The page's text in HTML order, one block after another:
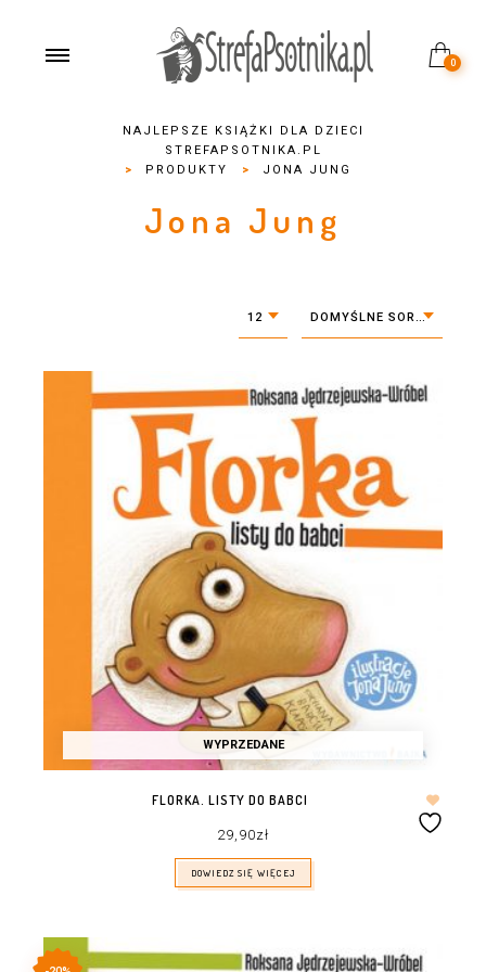
0
NAJLEPSZE KSIĄŻKI DLA DZIECI
STREFAPSOTNIKA.PL
>
PRODUKTY > JONA JUNG
Jona Jung
12 DOMYŚLNE SORTOWANIE
WYPRZEDANE
FLORKA. LISTY DO BABCI
29,90zł
DOWIEDZ SIĘ WIĘCEJ